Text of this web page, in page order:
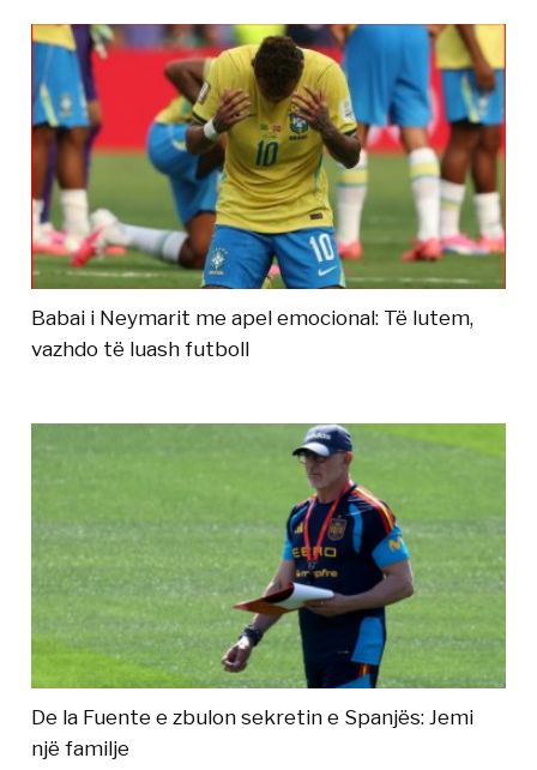
Babai i Neymarit me apel emocional: Të lutem,
vazhdo të luash futboll
De la Fuente e zbulon sekretin e Spanjës: Jemi
një familje